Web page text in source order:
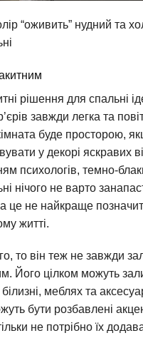
“оживить” нудний та
рішення для спальні
завжди легка та
буде просторою,
у декорі яскравих
психологів, темно-
нічого не варто
а це не найкраще
житті.
то він теж не завжди
Його цілком можуть
білизні, меблях та
бути розбавлені
не потрібно їх